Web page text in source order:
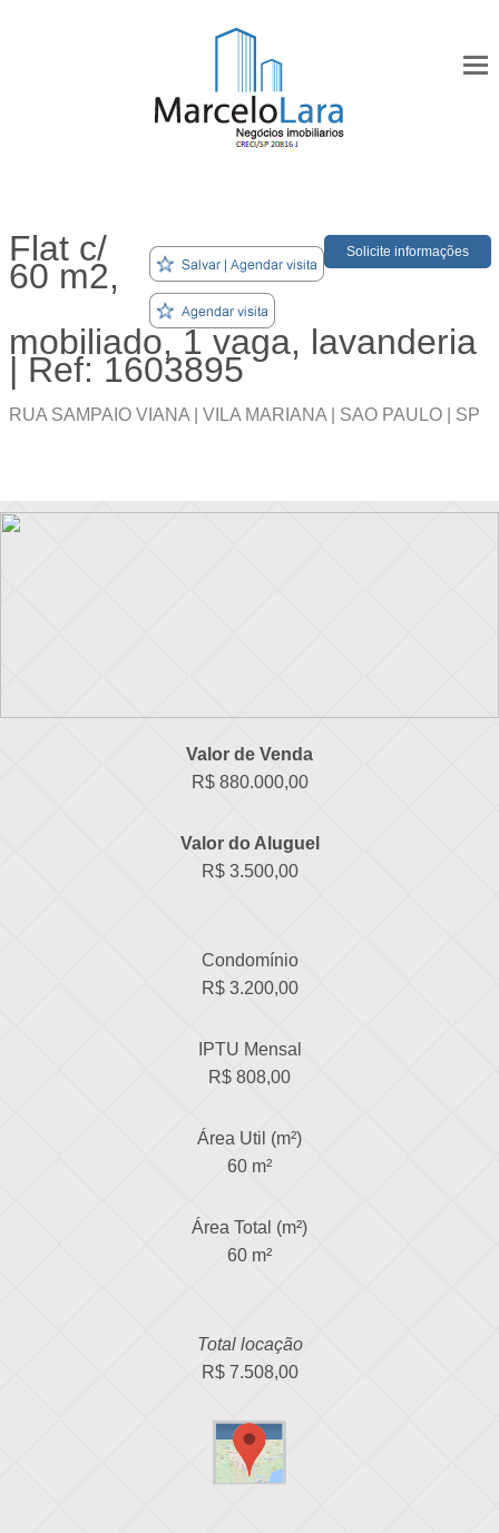
Solicite informações
Flat c/
60 m2,
mobiliado, 1 vaga, lavanderia
| Ref: 1603895
RUA SAMPAIO VIANA | VILA MARIANA | SAO PAULO | SP
Valor de Venda
R$ 880.000,00
Valor do Aluguel
R$ 3.500,00
Condomínio
R$ 3.200,00
IPTU Mensal
R$ 808,00
Área Util (m²)
60 m²
Área Total (m²)
60 m²
Total locação
R$ 7.508,00